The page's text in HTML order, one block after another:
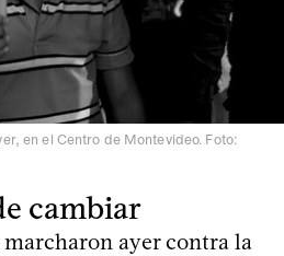
en el Centro de Montevideo. Foto:
cambiar
ayer contra la